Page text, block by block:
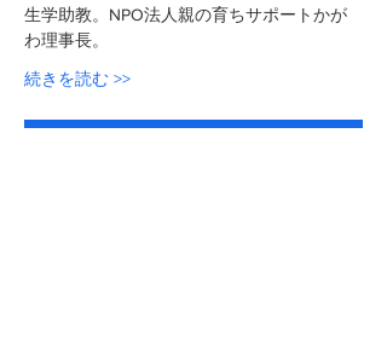
生学助教。NPO法人親の育ちサポートかが
わ理事長。
続きを読む >>